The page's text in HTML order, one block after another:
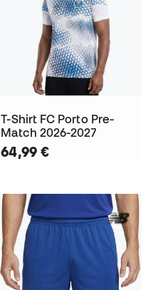
T-Shirt FC Porto Pre-
Match 2026-2027
64,99 €